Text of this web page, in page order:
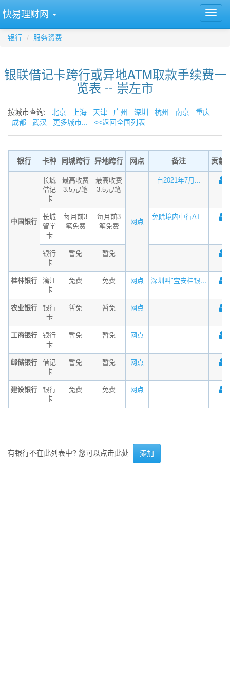
快易理财网
银行 服务资费
银联借记卡跨行或异地ATM取款手续费一
览表 -- 崇左市
按城市查询: 北京 上海 天津 广州 深圳 杭州 南京
重庆
成都
武汉 更多城市... <<返回全国列表
银行 卡种 同城跨行 异地跨行 网点 备注 贡献
中国银行
长城
借记
卡
最高收费
3.5元/笔
最高收费
3.5元/笔
网点
自2021年7月...
长城
留学
卡
每月前3
笔免费
每月前3
笔免费
免除境内中行AT...
银行
卡
暂免 暂免
桂林银行
漓江
卡
免费 免费 网点 深圳叫"宝安桂银...
农业银行
银行
卡
暂免 暂免 网点
工商银行
银行
卡
暂免 暂免 网点
邮储银行
借记
卡
暂免 暂免 网点
建设银行
银行
卡
免费 免费 网点
有银行不在此列表中? 您可以点击此处 添加